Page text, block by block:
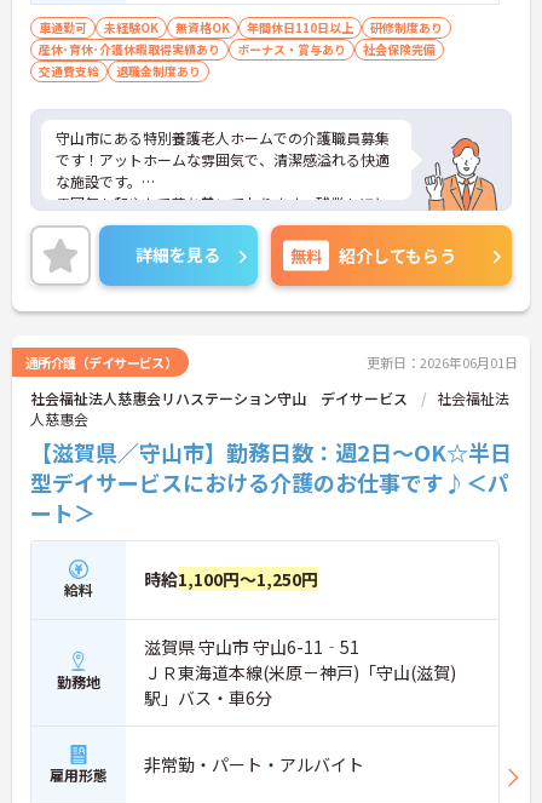
車通勤可 未経験OK 無資格OK 年間休日110日以上
研修制度あり
産休･育休･介護休暇取得実績あり
ボーナス・賞与あり
社会保険完備
交通費支給
退職金制度あり
守山市にある特別養護老人ホームでの介護職員募集
です！アットホームな雰囲気で、清潔感溢れる快適
な施設です。
雰囲気も和やかで落ち着いております。残業もほと
んどございません。経験者や資格をお持ちの方はも
ちろん、経験が無い方、無資格の方も応募が可能で
す♪
ご興味のある方には、面接対策ポイントなど、さら
に詳細をお話しいたしますのでお気軽にご相談くだ
詳細を見る 無料 紹介してもらう
通所介護（デイサービス） 更新日：2026年06月01日
社会福祉法人慈惠会リハステーション守山 デイサービス
社会福祉法
人慈惠会
【滋賀県／守山市】勤務日数：週2日～OK☆半日
型デイサービスにおける介護のお仕事です♪＜パ
ート＞
給料 時給1,100円～1,250円
勤務地
滋賀県 守山市 守山6-11‐51
ＪＲ東海道本線(米原－神戸)「守山(滋賀)
駅」バス・車6分
雇用形態 非常勤・パート・アルバイト